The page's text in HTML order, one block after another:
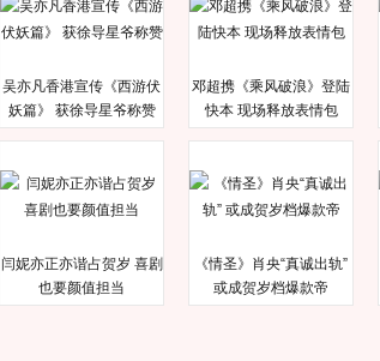
吴亦凡香港宣传《西游伏
妖篇》 获徐导星爷称赞
邓超携《乘风破浪》登陆
快本 现场释放表情包
闫妮亦正亦谐占贺岁 喜剧
也要颜值担当
《情圣》肖央“真诚出轨”
或成贺岁档爆款帝